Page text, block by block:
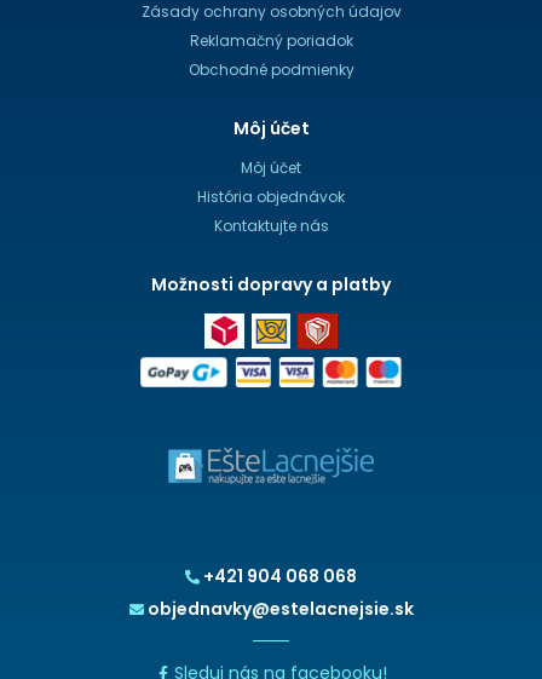
+421 904 068 068
objednavky@estelacnejsie.sk
Sleduj nás na facebooku!
Zásady ochrany osobných údajov
Reklamačný poriadok
Obchodné podmienky
Môj účet
Môj účet
História objednávok
Kontaktujte nás
Možnosti dopravy a platby